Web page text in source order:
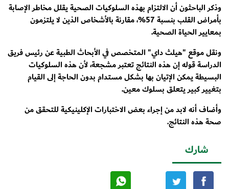
وذكر الباحثون أن الالتزام بهذه السلوكيات الصحية يقلل مخاطر الإصابة
بأمراض القلب بنسبة 57%، مقارنة بالأشخاص الذين لا يلتزمون
بمعايير الحياة الصحية.
ونقل موقع "هيلث داي" المتخصص في الأبحاث الطبية عن رئيس فريق
الدراسة قوله إن هذه النتائج تعتبر مشجعة، لأن هذه السلوكيات
البسيطة يمكن الإتيان بها بشكل مستدام بدون الحاجة إلى القيام
بتغيير كبير يتعلق بسلوك معين.
وأضاف أنه لابد من إجراء بعض الاختبارات الإكلينيكية للتحقق من
صحة هذه النتائج.
شارك